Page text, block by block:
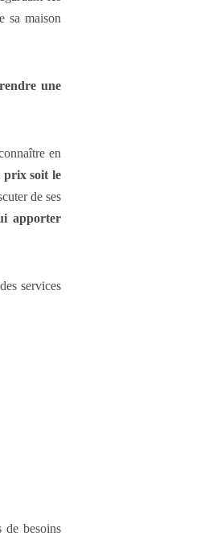
sa maison
une
en
prix soit le
de ses
apporter
services
de besoins